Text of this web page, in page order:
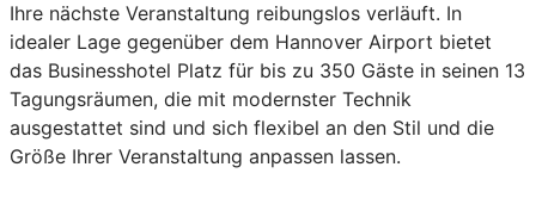
Ihre nächste Veranstaltung reibungslos verläuft. In
idealer Lage gegenüber dem Hannover Airport bietet
das Businesshotel Platz für bis zu 350 Gäste in seinen 13
Tagungsräumen, die mit modernster Technik
ausgestattet sind und sich flexibel an den Stil und die
Größe Ihrer Veranstaltung anpassen lassen.